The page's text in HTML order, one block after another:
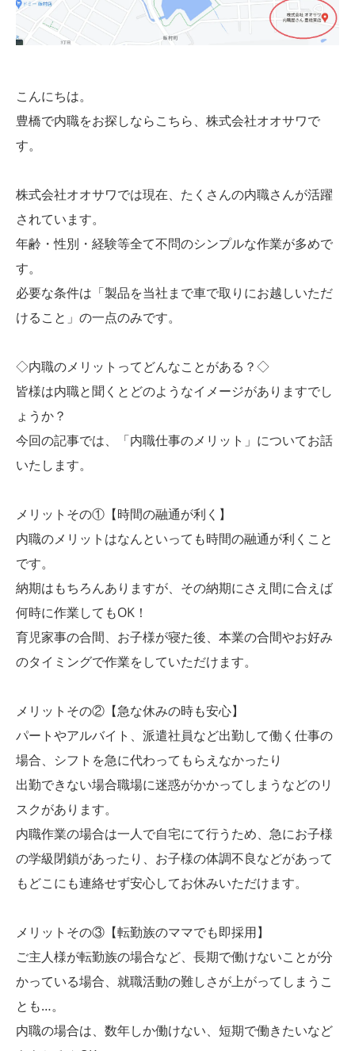
こんにちは。
豊橋で内職をお探しならこちら、株式会社オオサワで
す。
株式会社オオサワでは現在、たくさんの内職さんが活躍
されています。
年齢・性別・経験等全て不問のシンプルな作業が多めで
す。
必要な条件は「製品を当社まで車で取りにお越しいただ
けること」の一点のみです。
◇内職のメリットってどんなことがある？◇
皆様は内職と聞くとどのようなイメージがありますでし
ょうか？
今回の記事では、「内職仕事のメリット」についてお話
いたします。
メリットその①【時間の融通が利く】
内職のメリットはなんといっても時間の融通が利くこと
です。
納期はもちろんありますが、その納期にさえ間に合えば
何時に作業してもOK！
育児家事の合間、お子様が寝た後、本業の合間やお好み
のタイミングで作業をしていただけます。
メリットその②【急な休みの時も安心】
パートやアルバイト、派遣社員など出勤して働く仕事の
場合、シフトを急に代わってもらえなかったり
出勤できない場合職場に迷惑がかかってしまうなどのリ
スクがあります。
内職作業の場合は一人で自宅にて行うため、急にお子様
の学級閉鎖があったり、お子様の体調不良などがあって
もどこにも連絡せず安心してお休みいただけます。
メリットその③【転勤族のママでも即採用】
ご主人様が転勤族の場合など、長期で働けないことが分
かっている場合、就職活動の難しさが上がってしまうこ
とも…。
内職の場合は、数年しか働けない、短期で働きたいなど